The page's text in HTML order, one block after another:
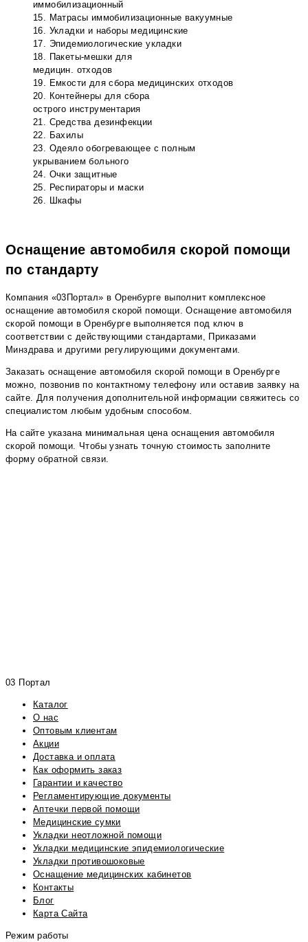
иммобилизационный
15. Матрасы иммобилизационные вакуумные
16. Укладки и наборы медицинские
17. Эпидемиологические укладки
18. Пакеты-мешки для
медицин. отходов
19. Емкости для сбора медицинских отходов
20. Контейнеры для сбора
острого инструментария
21. Средства дезинфекции
22. Бахилы
23. Одеяло обогревающее с полным
укрыванием больного
24. Очки защитные
25. Респираторы и маски
26. Шкафы
Оснащение автомобиля скорой помощи
по стандарту
Компания «03Портал» в Оренбурге выполнит комплексное
оснащение автомобиля скорой помощи. Оснащение автомобиля
скорой помощи в Оренбурге выполняется под ключ в
соответствии с действующими стандартами, Приказами
Минздрава и другими регулирующими документами.
Заказать оснащение автомобиля скорой помощи в Оренбурге
можно, позвонив по контактному телефону или оставив заявку на
сайте. Для получения дополнительной информации свяжитесь со
специалистом любым удобным способом.
На сайте указана минимальная цена оснащения автомобиля
скорой помощи. Чтобы узнать точную стоимость заполните
форму обратной связи.
03 Портал
Каталог
О нас
Оптовым клиентам
Акции
Доставка и оплата
Как оформить заказ
Гарантии и качество
Регламентирующие документы
Аптечки первой помощи
Медицинские сумки
Укладки неотложной помощи
Укладки медицинские эпидемиологические
Укладки противошоковые
Оснащение медицинских кабинетов
Контакты
Блог
Карта Сайта
Режим работы